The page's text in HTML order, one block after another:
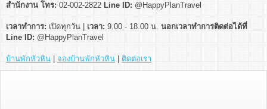
สำนักงาน โทร: 02-002-2822 Line ID: @HappyPlanTravel
เวลาทำการ: เปิดทุกวัน | เวลา: 9.00 - 18.00 น. นอกเวลาทำการติดต่อได้ที่
Line ID: @HappyPlanTravel
บ้านพักหัวหิน จองบ้านพักหัวหิน ติดต่อเรา